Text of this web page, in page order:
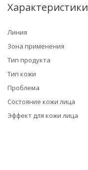
Характеристики
Линия
Зона применения
Тип продукта
Тип кожи
Проблема
Состояние кожи лица
Эффект для кожи лица